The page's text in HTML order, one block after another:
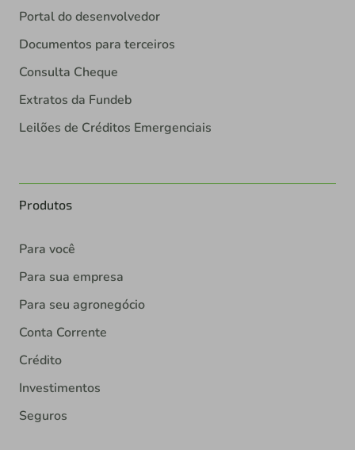
Portal do desenvolvedor
Documentos para terceiros
Consulta Cheque
Extratos da Fundeb
Leilões de Créditos Emergenciais
Produtos
Para você
Para sua empresa
Para seu agronegócio
Conta Corrente
Crédito
Investimentos
Seguros